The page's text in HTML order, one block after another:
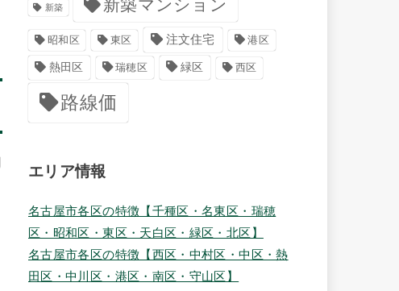
新築 新築マンション
昭和区 東区 注文住宅 港区
熱田区 瑞穂区 緑区 西区
路線価
エリア情報
名古屋市各区の特徴【千種区・名東区・瑞穂
区・昭和区・東区・天白区・緑区・北区】
名古屋市各区の特徴【西区・中村区・中区・熱
田区・中川区・港区・南区・守山区】